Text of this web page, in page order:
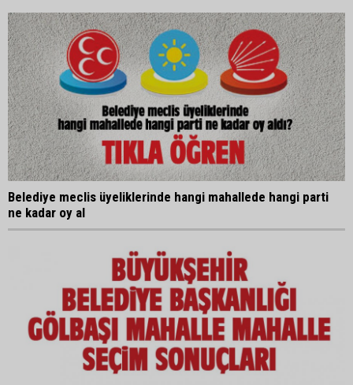
Belediye meclis üyeliklerinde hangi mahallede hangi parti
ne kadar oy al